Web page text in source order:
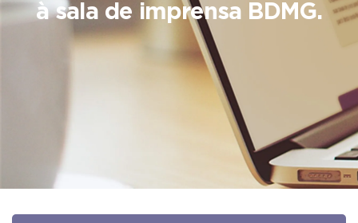
à sala de imprensa BDMG.